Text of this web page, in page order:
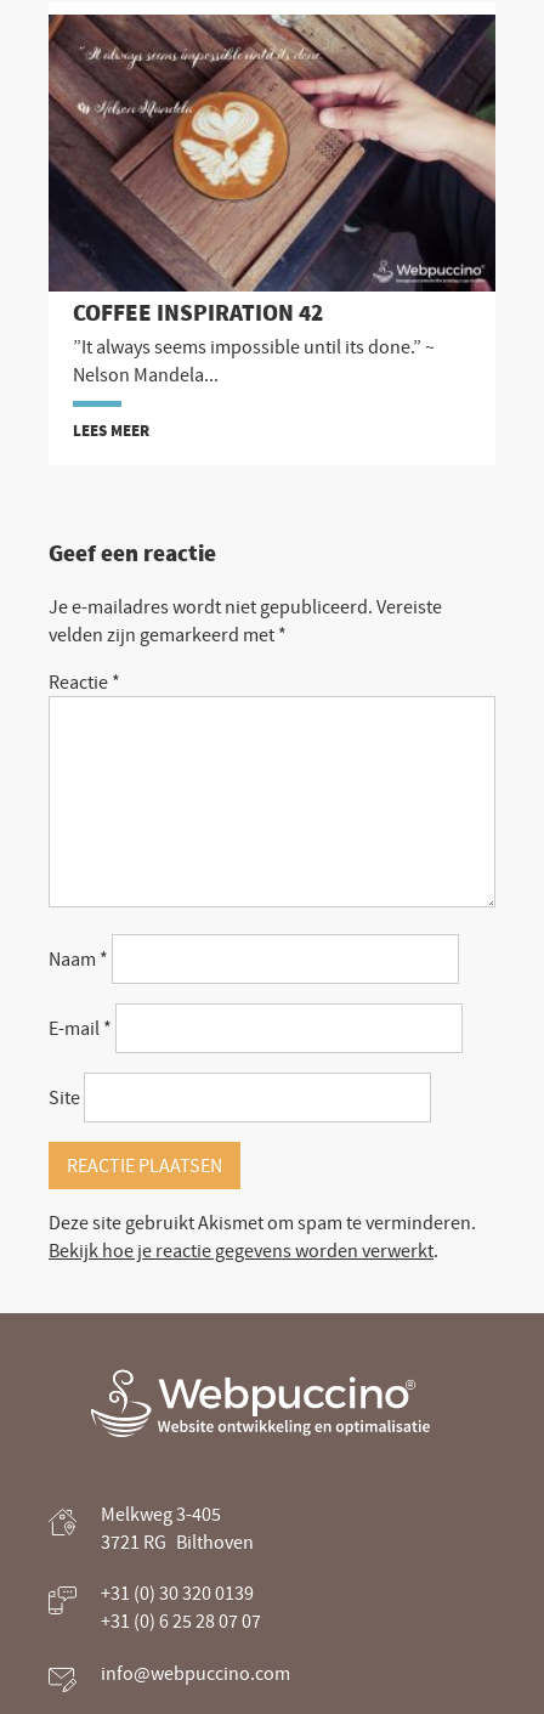
COFFEE INSPIRATION 42
”It always seems impossible until its done.” ~
Nelson Mandela...
LEES MEER
Geef een reactie
Je e-mailadres wordt niet gepubliceerd. Vereiste
velden zijn gemarkeerd met *
Reactie *
Naam *
E-mail *
Site
Deze site gebruikt Akismet om spam te verminderen.
Bekijk hoe je reactie gegevens worden verwerkt.
Webpuccino® website ontwikkeling en
optimalisatie
Melkweg 3-405
3721 RG Bilthoven
+31 (0) 30 320 0139
+31 (0) 6 25 28 07 07
info@webpuccino.com